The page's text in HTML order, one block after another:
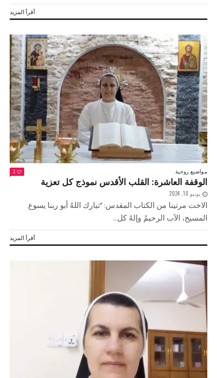
أقرأ المزيد
مواضيع روحية 2
الوقفة العاشرة: القلب الأقدس نموذج كل تعزية
يونيو 10, 2024
الاخت مرتينا من الكتاب المقدس: “تبارك اللهُ أبو ربنا يسوع
المسيح، الآب الرحيمُ وإلهُ كل...
أقرأ المزيد